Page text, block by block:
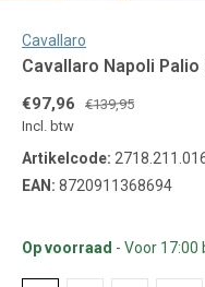
Cavallaro
Cavallaro Napoli
€97,96
€139,95
Incl. btw
Artikelcode:
EAN: 8720911368694
Op voorraad - Voor 17:00